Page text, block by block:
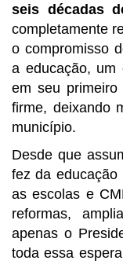
seis décadas
completamente
o compromisso
a educação, um
em seu
firme, deixando
município.
Desde que
fez da educação
as escolas e
reformas,
apenas o
toda essa